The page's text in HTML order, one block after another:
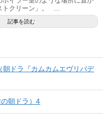
クリーン」。 ‎ ...
記事を読む
朝ドラ『カムカムエヴリバデ
朝ドラ）4